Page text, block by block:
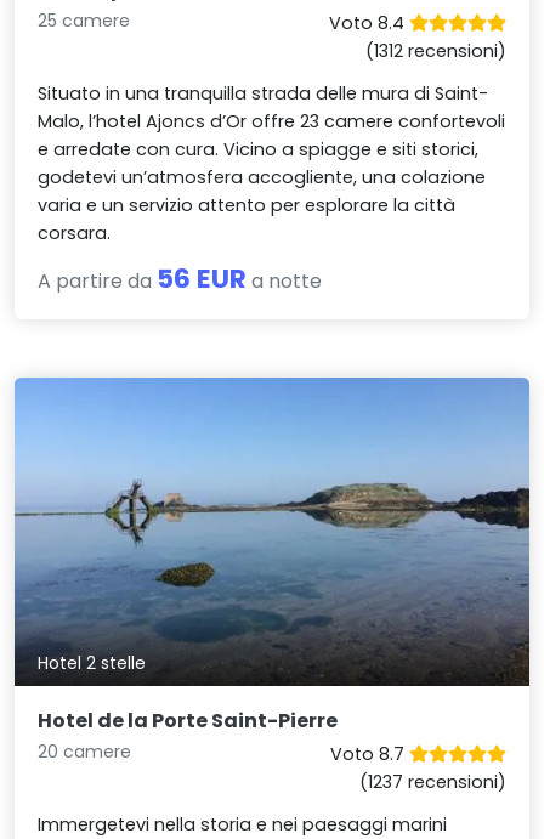
25 camere
Voto 8.4
(1312 recensioni)
Situato in una tranquilla strada delle mura di Saint-
Malo, l’hotel Ajoncs d’Or offre 23 camere confortevoli
e arredate con cura. Vicino a spiagge e siti storici,
godetevi un’atmosfera accogliente, una colazione
varia e un servizio attento per esplorare la città
corsara.
A partire da 56 EUR a notte
Hotel 2 stelle
Hotel de la Porte Saint-Pierre
20 camere
Voto 8.7
(1237 recensioni)
Immergetevi nella storia e nei paesaggi marini